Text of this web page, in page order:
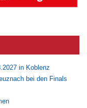
in Koblenz
bei den Finals